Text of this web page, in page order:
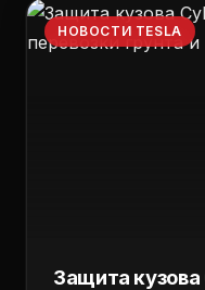
НОВОСТИ TESLA
Защита